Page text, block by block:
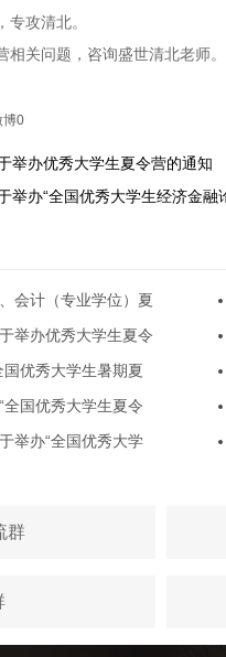
攻清北。
关问题，咨询盛世清北老师。
博0
举办优秀大学生夏令营的通知
办“全国优秀大学生经济金融
会计（专业学位）夏
举办优秀大学生夏令
优秀大学生暑期夏
国优秀大学生夏令
举办“全国优秀大学
群